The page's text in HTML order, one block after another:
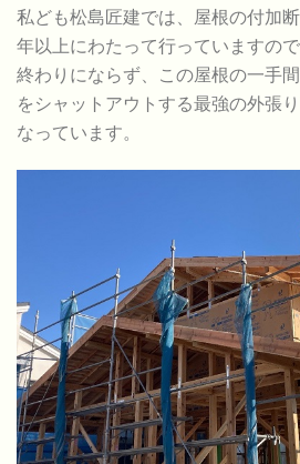
私ども松島匠建では、屋根の付加
年以上にわたって行っていますの
終わりにならず、この屋根の一手
をシャットアウトする最強の外張
なっています。